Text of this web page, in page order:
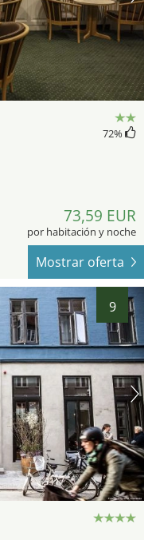
72%
73,59 EUR
por habitación y noche
Mostrar oferta
9